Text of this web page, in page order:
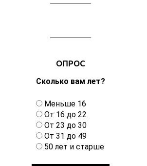
ОПРОС
Сколько вам лет?
В
а
р
и
а
Меньше 16
От 16 до 22
От 23 до 30
От 31 до 49
50 лет и старше